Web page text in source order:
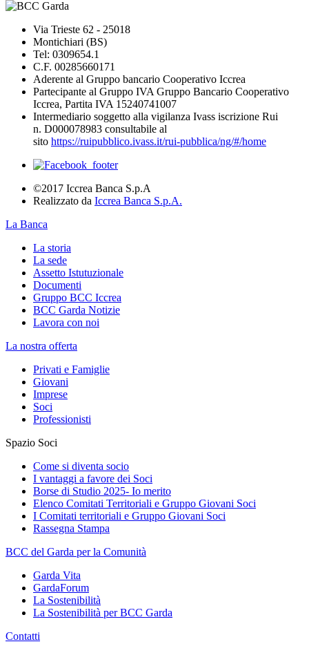
Via Trieste 62 - 25018
Montichiari (BS)
Tel: 0309654.1
C.F. 00285660171
Aderente al Gruppo bancario Cooperativo Iccrea
Partecipante al Gruppo IVA Gruppo Bancario Cooperativo
Iccrea, Partita IVA 15240741007
Intermediario soggetto alla vigilanza Ivass iscrizione Rui
n. D000078983 consultabile al
sito https://ruipubblico.ivass.it/rui-pubblica/ng/#/home
©2017 Iccrea Banca S.p.A
Realizzato da Iccrea Banca S.p.A.
La Banca
La storia
La sede
Assetto Istutuzionale
Documenti
Gruppo BCC Iccrea
BCC Garda Notizie
Lavora con noi
La nostra offerta
Privati e Famiglie
Giovani
Imprese
Soci
Professionisti
Spazio Soci
Come si diventa socio
I vantaggi a favore dei Soci
Borse di Studio 2025- Io merito
Elenco Comitati Territoriali e Gruppo Giovani Soci
I Comitati territoriali e Gruppo Giovani Soci
Rassegna Stampa
BCC del Garda per la Comunità
Garda Vita
GardaForum
La Sostenibilità
La Sostenibilità per BCC Garda
Contatti